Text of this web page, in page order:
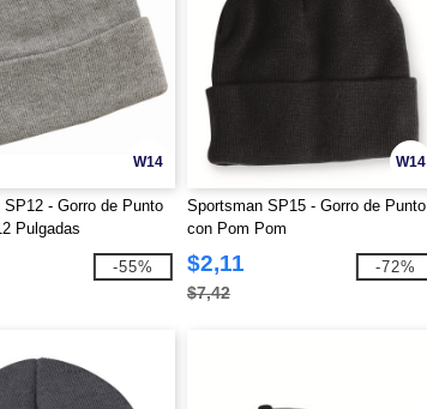
W14
- Gorro de Punto
Pulgadas
-55%
W14
Sportsman SP15 - Gorro de Punto
con Pom Pom
$2,11
$7,42
-72%